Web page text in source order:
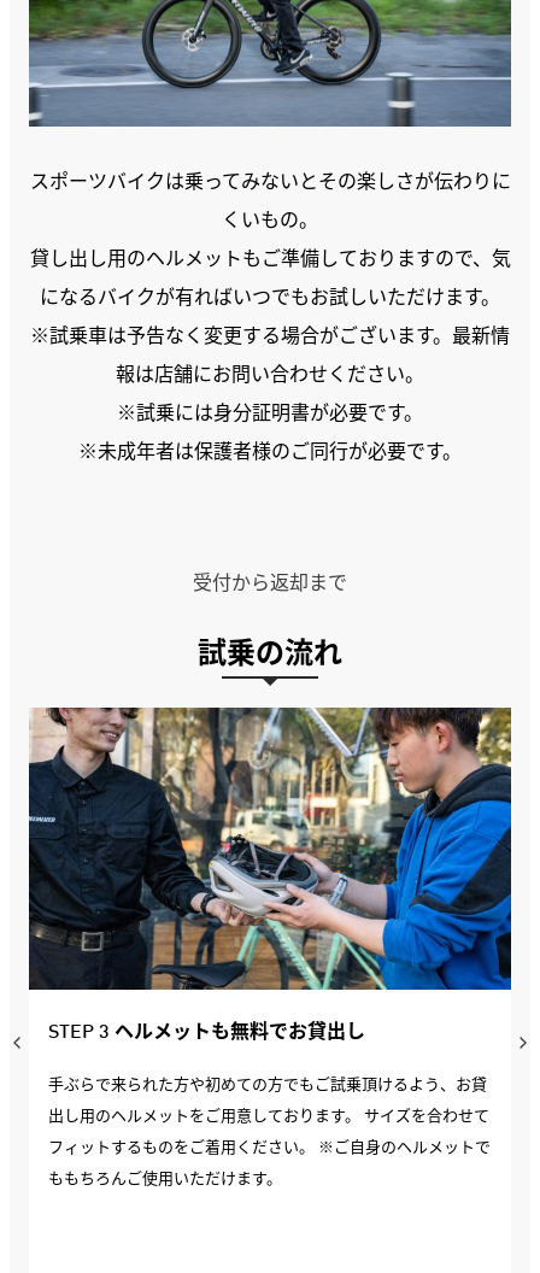
スポーツバイクは乗ってみないとその楽しさが伝わりに
くいもの。
貸し出し用のヘルメットもご準備しておりますので、気
になるバイクが有ればいつでもお試しいただけます。
※試乗車は予告なく変更する場合がございます。最新情
報は店舗にお問い合わせください。
※試乗には身分証明書が必要です。
※未成年者は保護者様のご同行が必要です。
受付から返却まで
試乗の流れ
STEP 3 ヘルメットも無料でお貸出し
手ぶらで来られた方や初めての方でもご試乗頂けるよう、お貸
出し用のヘルメットをご用意しております。 サイズを合わせて
フィットするものをご着用ください。 ※ご自身のヘルメットで
ももちろんご使用いただけます。